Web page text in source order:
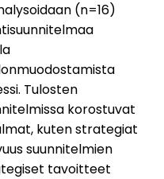
(n=16)
Tulosten
korostuvat
kuten strategiat
suunnitelmien
tavoitteet